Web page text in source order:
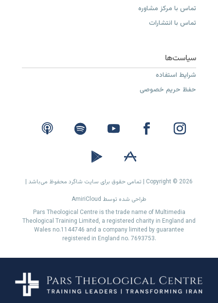
تماس با مرکز مشاوره
تماس با انتشارات
شرایط استفاده
حفظ حریم خصوصی
Copyright © 2026 | تمامی حقوق برای سایت شاگرد محفوظ می‌باشد |
طراحی شده توسط AmiriCloud
Pars Theological Centre is the trade name of Multimedia
Theological Training Limited, a registered charity in England and
Wales no.1144746 and a company limited by guarantee
registered in England no. 7693753.